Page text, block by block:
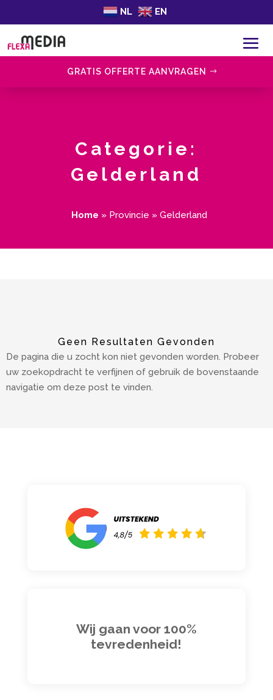
NL EN
GRATIS OFFERTE AANVRAGEN
Categorie:
Gelderland
Home » Provincie »Gelderland
Geen Resultaten Gevonden
De pagina die u zocht kon niet gevonden worden. Probeer
uw zoekopdracht te verfijnen of gebruik de bovenstaande
navigatie om deze post te vinden.
Wij gaan voor 100%
tevredenheid!